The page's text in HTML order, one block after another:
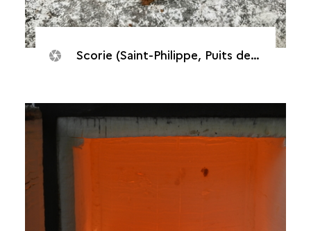
Scorie (Saint-Philippe, Puits des Anglais, 2020)